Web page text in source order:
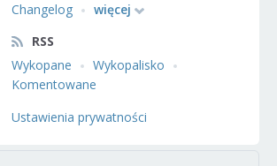
Changelog
więcej
RSS
Wykopane
Wykopalisko
Komentowane
Ustawienia prywatności